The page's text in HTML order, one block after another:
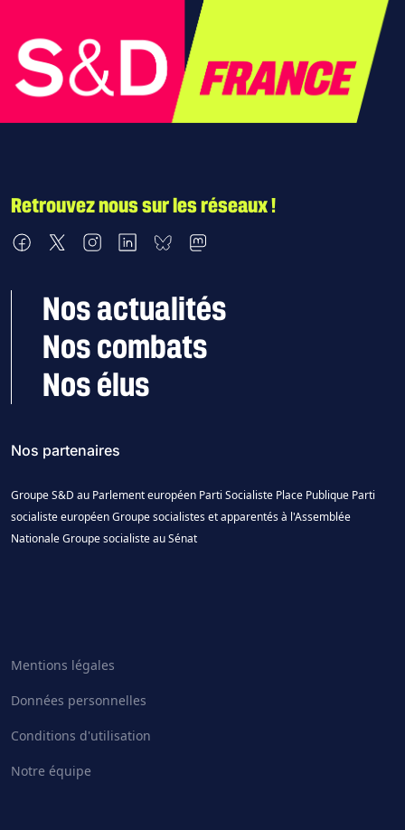
Retrouvez nous sur les réseaux !
Nous retrouver sur Facebook
Nous retrouver sur X
Nous retrouver sur Instagram
Nous retrouver sur LinkedIn
Nous retrouver sur Bluesky
Nous retrouver sur Mastodon
Nos actualités
Nos combats
Nos élus
Nos partenaires
Groupe S&D au Parlement européen Parti Socialiste Place Publique Parti
socialiste européenGroupe socialistes et apparentés à l'Assemblée
NationaleGroupe socialiste au Sénat
Mentions légales
Données personnelles
Conditions d'utilisation
Notre équipe